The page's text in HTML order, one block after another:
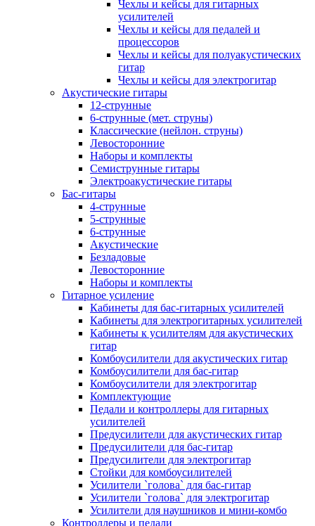
Чехлы и кейсы для гитарных
усилителей
Чехлы и кейсы для педалей и
процессоров
Чехлы и кейсы для полуакустических
гитар
Чехлы и кейсы для электрогитар
Акустические гитары
12-струнные
6-струнные (мет. струны)
Классические (нейлон. струны)
Левосторонние
Наборы и комплекты
Семиструнные гитары
Электроакустические гитары
Бас-гитары
4-струнные
5-струнные
6-струнные
Акустические
Безладовые
Левосторонние
Наборы и комплекты
Гитарное усиление
Кабинеты для бас-гитарных усилителей
Кабинеты для электрогитарных усилителей
Кабинеты к усилителям для акустических
гитар
Комбоусилители для акустических гитар
Комбоусилители для бас-гитар
Комбоусилители для электрогитар
Комплектующие
Педали и контроллеры для гитарных
усилителей
Предусилители для акустических гитар
Предусилители для бас-гитар
Предусилители для электрогитар
Стойки для комбоусилителей
Усилители `голова` для бас-гитар
Усилители `голова` для электрогитар
Усилители для наушников и мини-комбо
Контроллеры и педали